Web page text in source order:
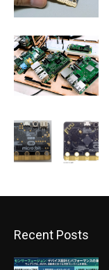
Recent Posts